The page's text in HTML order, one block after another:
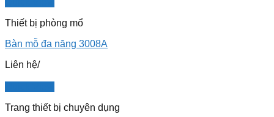
Thiết bị phòng mổ
Bàn mỗ đa năng 3008A
Liên hệ/
Trang thiết bị chuyên dụng